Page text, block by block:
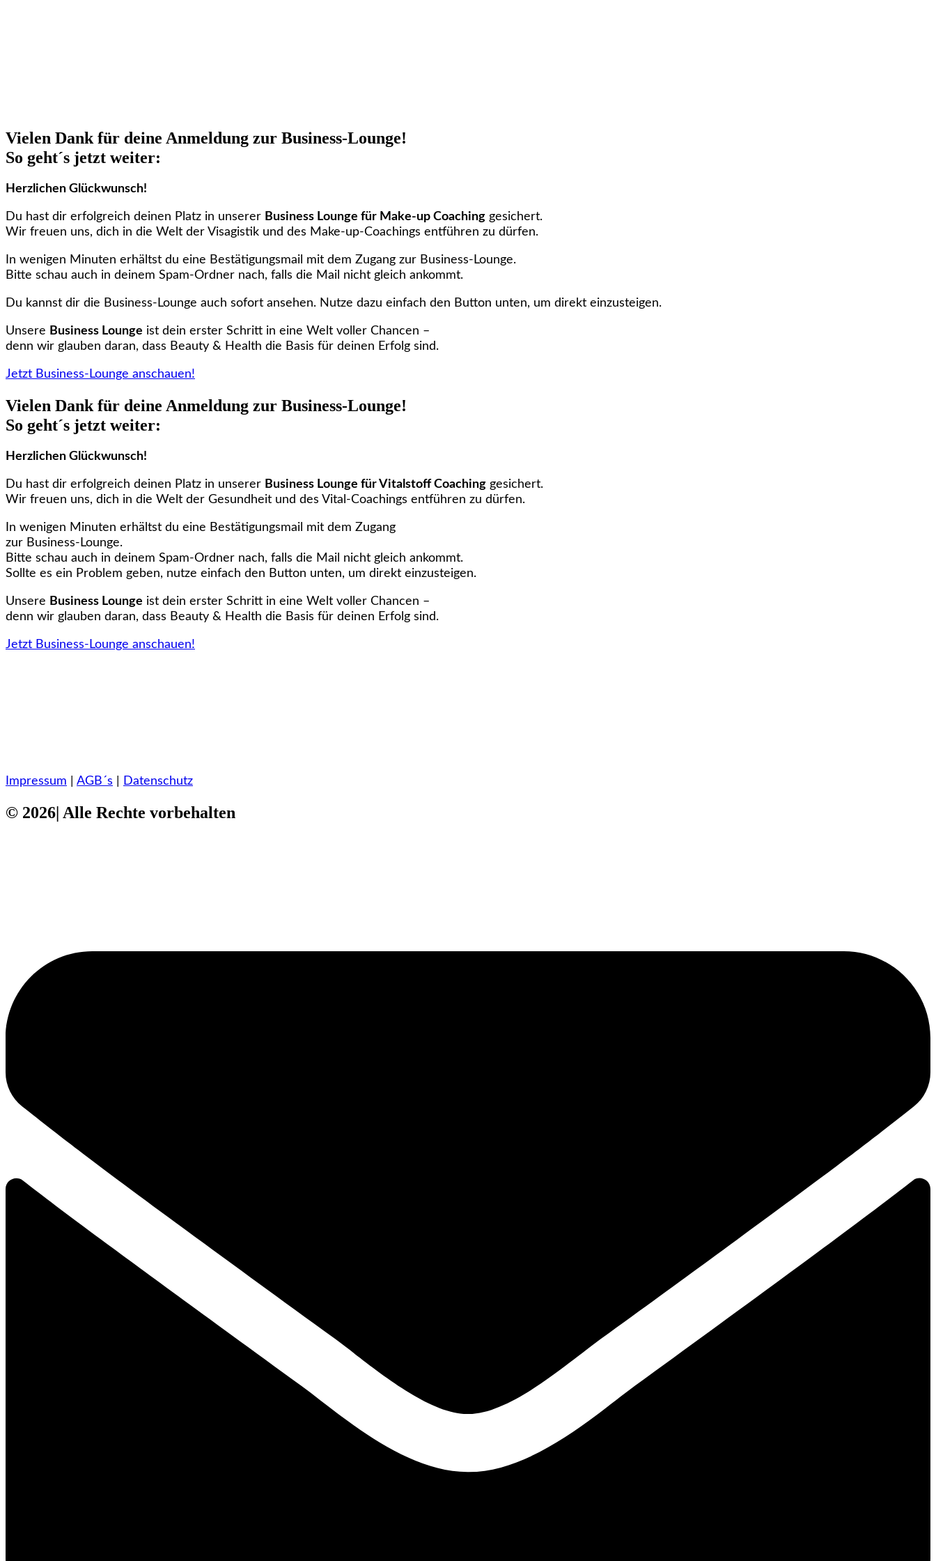
Vielen Dank für deine Anmeldung zur Business-Lounge!
So geht´s jetzt weiter:
Herzlichen Glückwunsch!
Du hast dir erfolgreich deinen Platz in unserer Business Lounge für Make-up Coaching gesichert.
Wir freuen uns, dich in die Welt der Visagistik und des Make-up-Coachings entführen zu dürfen.
In wenigen Minuten erhältst du eine Bestätigungsmail mit dem Zugang zur Business-Lounge.
Bitte schau auch in deinem Spam-Ordner nach, falls die Mail nicht gleich ankommt.
Du kannst dir die Business-Lounge auch sofort ansehen. Nutze dazu einfach den Button unten, um direkt einzusteigen.
Unsere Business Lounge ist dein erster Schritt in eine Welt voller Chancen –
denn wir glauben daran, dass Beauty & Health die Basis für deinen Erfolg sind.
Jetzt Business-Lounge anschauen!
Vielen Dank für deine Anmeldung zur Business-Lounge!
So geht´s jetzt weiter:
Herzlichen Glückwunsch!
Du hast dir erfolgreich deinen Platz in unserer Business Lounge für Vitalstoff Coaching gesichert.
Wir freuen uns, dich in die Welt der Gesundheit und des Vital-Coachings entführen zu dürfen.
In wenigen Minuten erhältst du eine Bestätigungsmail mit dem Zugang
zur Business-Lounge.
Bitte schau auch in deinem Spam-Ordner nach, falls die Mail nicht gleich ankommt.
Sollte es ein Problem geben, nutze einfach den Button unten, um direkt einzusteigen.
Unsere Business Lounge ist dein erster Schritt in eine Welt voller Chancen –
denn wir glauben daran, dass Beauty & Health die Basis für deinen Erfolg sind.
Jetzt Business-Lounge anschauen!
Impressum AGB´s Datenschutz
© 2026| Alle Rechte vorbehalten